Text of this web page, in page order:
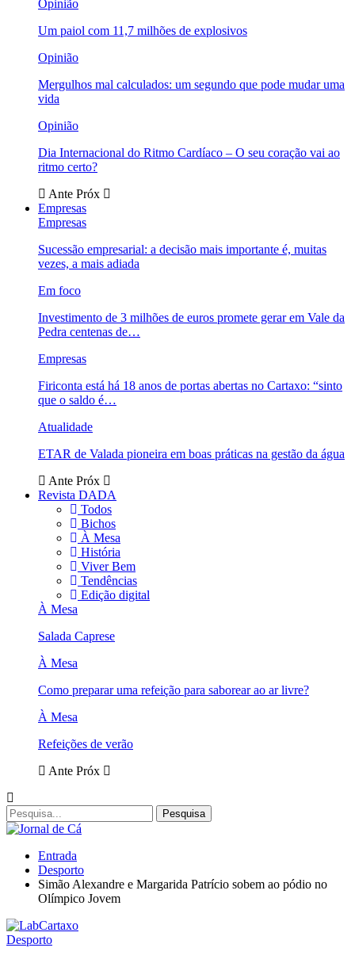
Opinião
Um paiol com 11,7 milhões de explosivos
Opinião
Mergulhos mal calculados: um segundo que pode mudar uma
vida
Opinião
Dia Internacional do Ritmo Cardíaco – O seu coração vai ao
ritmo certo?
Ante Próx
Empresas
Empresas
Sucessão empresarial: a decisão mais importante é, muitas
vezes, a mais adiada
Em foco
Investimento de 3 milhões de euros promete gerar em Vale da
Pedra centenas de…
Empresas
Firiconta está há 18 anos de portas abertas no Cartaxo: “sinto
que o saldo é…
Atualidade
ETAR de Valada pioneira em boas práticas na gestão da água
Ante Próx
Revista DADA
Todos
Bichos
À Mesa
História
Viver Bem
Tendências
Edição digital
À Mesa
Salada Caprese
À Mesa
Como preparar uma refeição para saborear ao ar livre?
À Mesa
Refeições de verão
Ante Próx
Entrada
Desporto
Simão Alexandre e Margarida Patrício sobem ao pódio no
Olímpico Jovem
Desporto